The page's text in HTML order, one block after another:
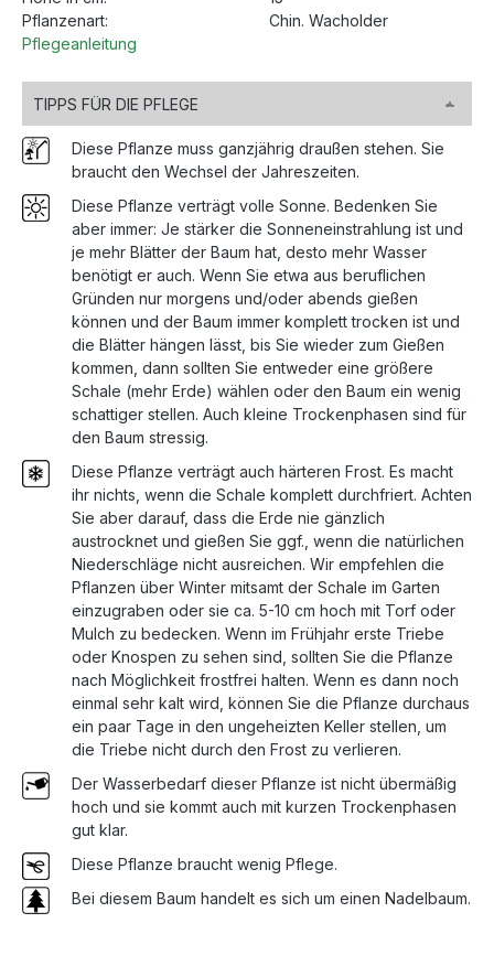
Pflanzenart:
Chin. Wacholder
Pflegeanleitung
TIPPS FÜR DIE PFLEGE
Diese Pflanze muss ganzjährig draußen stehen. Sie
braucht den Wechsel der Jahreszeiten.
Diese Pflanze verträgt volle Sonne. Bedenken Sie
aber immer: Je stärker die Sonneneinstrahlung ist und
je mehr Blätter der Baum hat, desto mehr Wasser
benötigt er auch. Wenn Sie etwa aus beruflichen
Gründen nur morgens und/oder abends gießen
können und der Baum immer komplett trocken ist und
die Blätter hängen lässt, bis Sie wieder zum Gießen
kommen, dann sollten Sie entweder eine größere
Schale (mehr Erde) wählen oder den Baum ein wenig
schattiger stellen. Auch kleine Trockenphasen sind für
den Baum stressig.
Diese Pflanze verträgt auch härteren Frost. Es macht
ihr nichts, wenn die Schale komplett durchfriert. Achten
Sie aber darauf, dass die Erde nie gänzlich
austrocknet und gießen Sie ggf., wenn die natürlichen
Niederschläge nicht ausreichen. Wir empfehlen die
Pflanzen über Winter mitsamt der Schale im Garten
einzugraben oder sie ca. 5-10 cm hoch mit Torf oder
Mulch zu bedecken. Wenn im Frühjahr erste Triebe
oder Knospen zu sehen sind, sollten Sie die Pflanze
nach Möglichkeit frostfrei halten. Wenn es dann noch
einmal sehr kalt wird, können Sie die Pflanze durchaus
ein paar Tage in den ungeheizten Keller stellen, um
die Triebe nicht durch den Frost zu verlieren.
Der Wasserbedarf dieser Pflanze ist nicht übermäßig
hoch und sie kommt auch mit kurzen Trockenphasen
gut klar.
Diese Pflanze braucht wenig Pflege.
Bei diesem Baum handelt es sich um einen Nadelbaum.